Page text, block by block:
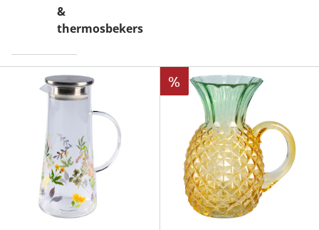
&
thermosbekers
%